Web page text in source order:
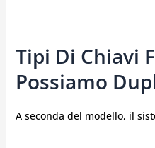
Tipi Di Chiavi
Possiamo
A seconda del modello, il